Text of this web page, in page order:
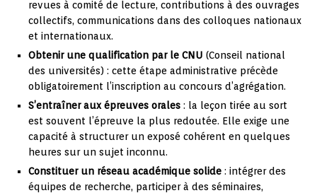
revues à comité de lecture, contributions à des ouvrages
collectifs, communications dans des colloques nationaux
et internationaux.
Obtenir une qualification par le CNU (Conseil national
des universités) : cette étape administrative précède
obligatoirement l’inscription au concours d’agrégation.
S’entraîner aux épreuves orales : la leçon tirée au sort
est souvent l’épreuve la plus redoutée. Elle exige une
capacité à structurer un exposé cohérent en quelques
heures sur un sujet inconnu.
Constituer un réseau académique solide : intégrer des
équipes de recherche, participer à des séminaires,